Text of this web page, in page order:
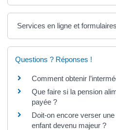
Services en ligne et formulaires
Questions ? Réponses !
Comment obtenir
Que faire si la pension
payée ?
Doit-on encore verser
enfant devenu majeur ?